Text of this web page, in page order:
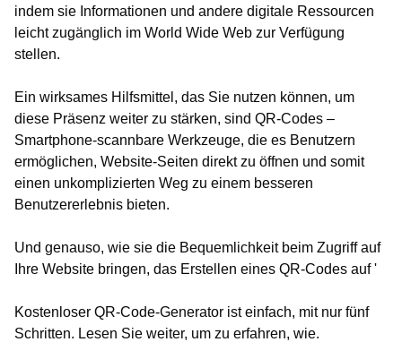
indem sie Informationen und andere digitale Ressourcen
leicht zugänglich im World Wide Web zur Verfügung
stellen.
Ein wirksames Hilfsmittel, das Sie nutzen können, um
diese Präsenz weiter zu stärken, sind QR-Codes –
Smartphone-scannbare Werkzeuge, die es Benutzern
ermöglichen, Website-Seiten direkt zu öffnen und somit
einen unkomplizierten Weg zu einem besseren
Benutzererlebnis bieten.
Und genauso, wie sie die Bequemlichkeit beim Zugriff auf
Ihre Website bringen, das Erstellen eines QR-Codes auf '
Kostenloser QR-Code-Generator ist einfach, mit nur fünf
Schritten. Lesen Sie weiter, um zu erfahren, wie.